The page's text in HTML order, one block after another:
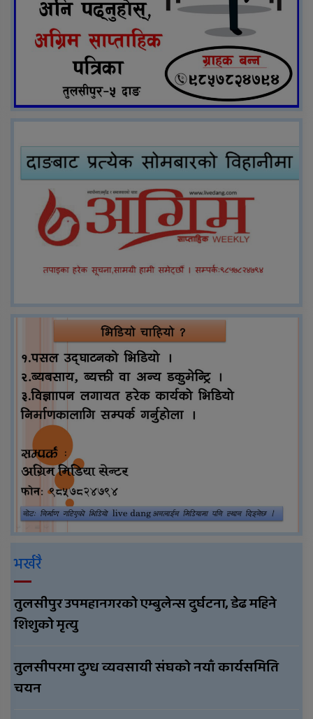
भर्खरै
तुलसीपुर उपमहानगरको एम्बुलेन्स दुर्घटना, डेढ महिने
शिशुको मृत्यु
तुलसीपरमा दुग्ध व्यवसायी संघको नयाँ कार्यसमिति
चयन